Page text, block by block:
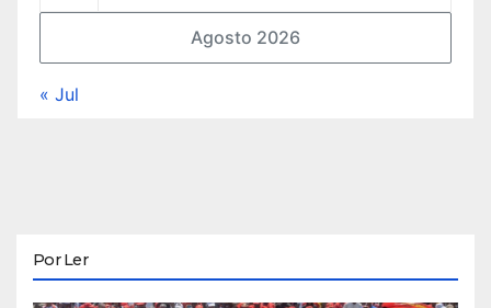
Agosto 2026
« Jul
Por Ler